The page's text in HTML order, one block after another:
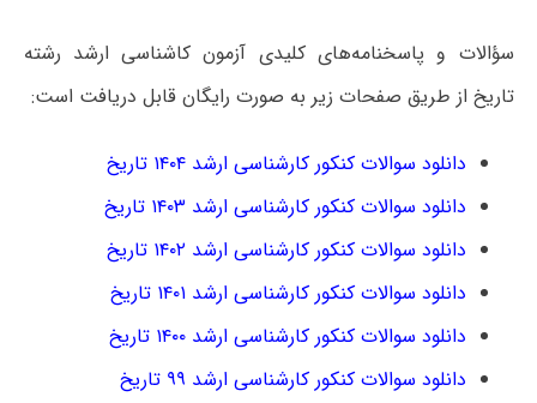
سؤالات و پاسخنامه‌های کلیدی آزمون کاشناسی ارشد رشته
تاریخ از طریق صفحات زیر به صورت رایگان قابل دریافت است:
دانلود سوالات کنکور کارشناسی ارشد ۱۴۰۴ تاریخ
دانلود سوالات کنکور کارشناسی ارشد ۱۴۰۳ تاریخ
دانلود سوالات کنکور کارشناسی ارشد ۱۴۰۲ تاریخ
دانلود سوالات کنکور کارشناسی ارشد ۱۴۰۱ تاریخ
دانلود سوالات کنکور کارشناسی ارشد ۱۴۰۰ تاریخ
دانلود سوالات کنکور کارشناسی ارشد ۹۹ تاریخ